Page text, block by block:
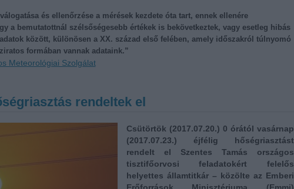
és ellenőrzése a mérések kezdete óta tart, ennek ellenére
a bemutatottnál szélsőségesebb értékek is bekövetkeztek, vagy esetleg hibás
között, különösen a XX. század első felében, amely időszakról túlnyomó
formában vannak adataink.”
Meteorológiai Szolgálat
rendeltek el
Csütörtök (2017.07.20.) 0 órától vasárnap
(2017.07.23.) éjfélig hőségriasztást
rendelt el Szentes Tamás országos
tisztifőorvosi feladatokért felelős
helyettes államtitkár – közölte az Emberi